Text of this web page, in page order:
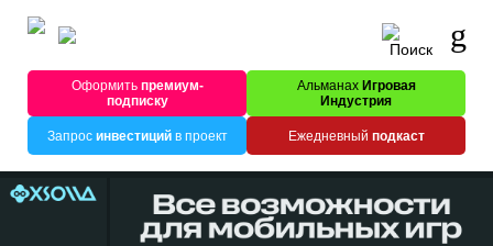
Оформитьпремиум-
подписку
Альманах Игровая
Индустрия
Запрос инвестицийв проект Ежедневный подкаст